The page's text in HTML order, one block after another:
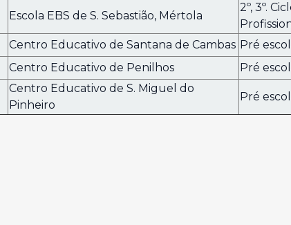
Escola EBS de S. Sebastião, Mértola
2º, 3º.
Centro Educativo de Santana de Cambas Pré
Centro Educativo de Penilhos Pré
Centro Educativo de S. Miguel do
Pinheiro
Pré